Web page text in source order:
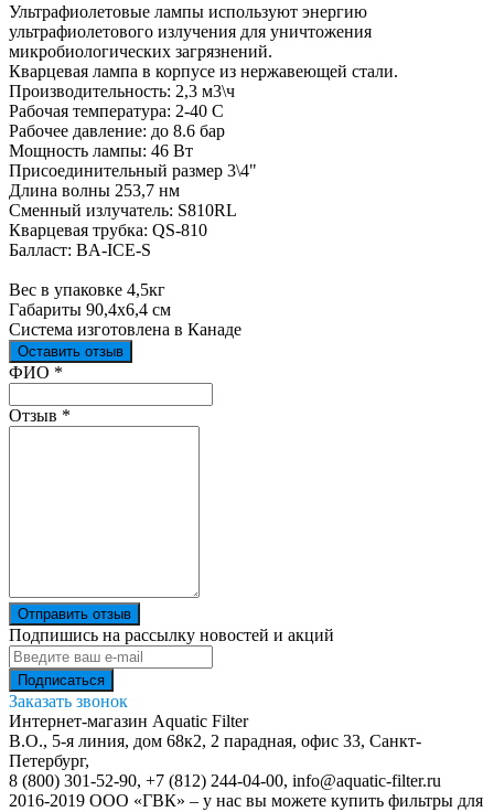
Ультрафиолетовые лампы используют энергию
ультрафиолетового излучения для уничтожения
микробиологических загрязнений.
Кварцевая лампа в корпусе из нержавеющей стали.
Производительность: 2,3 м3\ч
Рабочая температура: 2-40 С
Рабочее давление: до 8.6 бар
Мощность лампы: 46 Вт
Присоединительный размер 3\4"
Длина волны 253,7 нм
Сменный излучатель: S810RL
Кварцевая трубка: QS-810
Балласт: BA-ICE-S
Вес в упаковке 4,5кг
Габариты 90,4х6,4 см
Система изготовлена в Канаде
Оставить отзыв
Ваш отзыв был отправлен!
ФИО *
Отзыв *
Отправить отзыв
Подпишись на рассылку новостей и акций
Заказать звонок
Интернет-магазин Aquatic Filter
В.О., 5-я линия, дом 68к2, 2 парадная, офис 33, Санкт-
Петербург,
8 (800) 301-52-90, +7 (812) 244-04-00, info@aquatic-filter.ru
2016-2019 ООО «ГВК» – у нас вы можете купить фильтры для